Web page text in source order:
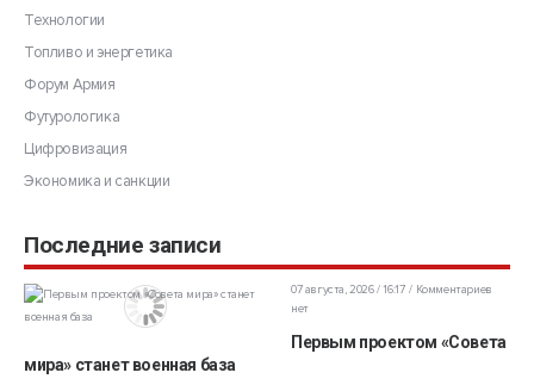
Технологии
Топливо и энергетика
Форум Армия
Футурологика
Цифровизация
Экономика и санкции
Последние записи
07 августа, 2026 / 16:17
Комментариев
нет
Первым проектом «Совета
мира» станет военная база